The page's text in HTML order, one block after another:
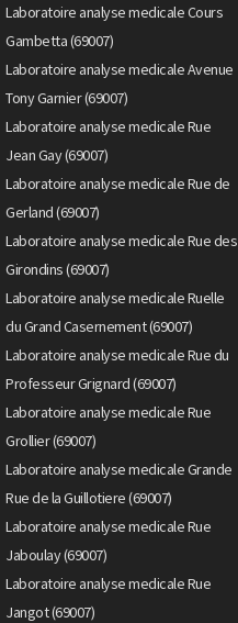
Laboratoire analyse medicale Cours
Gambetta (69007)
Laboratoire analyse medicale Avenue
Tony Garnier (69007)
Laboratoire analyse medicale Rue
Jean Gay (69007)
Laboratoire analyse medicale Rue de
Gerland (69007)
Laboratoire analyse medicale Rue des
Girondins (69007)
Laboratoire analyse medicale Ruelle
du Grand Casernement (69007)
Laboratoire analyse medicale Rue du
Professeur Grignard (69007)
Laboratoire analyse medicale Rue
Grollier (69007)
Laboratoire analyse medicale Grande
Rue de la Guillotiere (69007)
Laboratoire analyse medicale Rue
Jaboulay (69007)
Laboratoire analyse medicale Rue
Jangot (69007)